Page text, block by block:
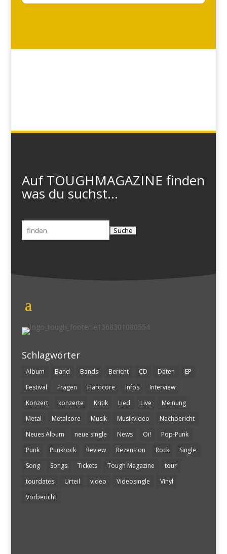
Auf TOUGHMAGAZINE finden
was du suchst...
Suchen
nach:
Schlagwörter
Album Band Bands Bericht CD Daten
EP
Festival
Fragen Hardcore Infos
Interview
Konzert
konzerte Kritik Lied Live
Meinung
Metal
Metalcore Musik Musikvideo
Nachbericht
Neues Album
neue single News Oi!
Pop-Punk
Punk
Punkrock Review Rezension Rock
Single
Song
Songs Tickets Tough Magazine
tour
tourdates
Urteil video Videosingle
Vinyl
Vorbericht